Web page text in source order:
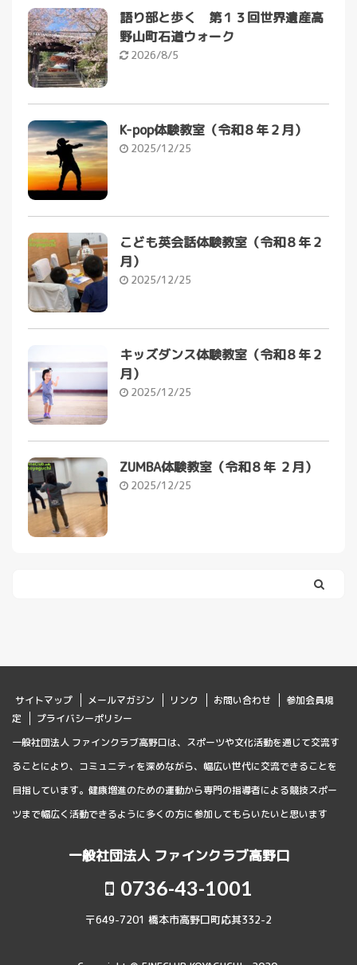
語り部と歩く 第１３回世界遺産高
野山町石道ウォーク
2026/8/5
K-pop体験教室（令和８年２月）
2025/12/25
こども英会話体験教室（令和８年２
月）
2025/12/25
キッズダンス体験教室（令和８年２
月）
2025/12/25
ZUMBA体験教室（令和８年 ２月）
2025/12/25
サイトマップ メールマガジン リンク お問い合わせ
参加会員規
定
プライバシーポリシー
一般社団法人 ファインクラブ高野口は、スポーツや文化活動を通じて交流す
ることにより、コミュニティを深めながら、幅広い世代に交流できることを
目指しています。健康増進のための運動から専門の指導者による競技スポー
ツまで幅広く活動できるように多くの方に参加してもらいたいと思います
一般社団法人 ファインクラブ高野口
0736-43-1001
〒649-7201 橋本市高野口町応其332-2